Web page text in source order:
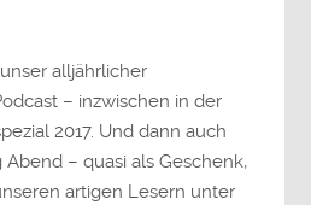
alljährlicher
– inzwischen in der
2017. Und dann auch
– quasi als Geschenk,
artigen Lesern unter